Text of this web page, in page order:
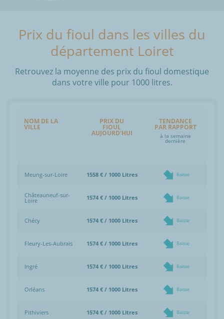
Prix du fioul dans les villes du
département Loiret
Retrouvez la moyenne des prix du fioul domestique
dans votre ville pour 1000 litres.
NOM DE LA
VILLE
PRIX DU
FIOUL
AUJOURD'HUI
TENDANCE
PAR RAPPORT
à la semaine
dernière
Meung-sur-Loire 1558 € / 1000 Litres Baisse
Châteauneuf-sur-
Loire 1574 € / 1000 Litres Baisse
Chécy 1574 € / 1000 Litres Baisse
Fleury-Les-Aubrais 1574 € / 1000 Litres Baisse
Ingré 1574 € / 1000 Litres Baisse
Orléans 1574 € / 1000 Litres Baisse
Pithiviers 1574 € / 1000 Litres Baisse